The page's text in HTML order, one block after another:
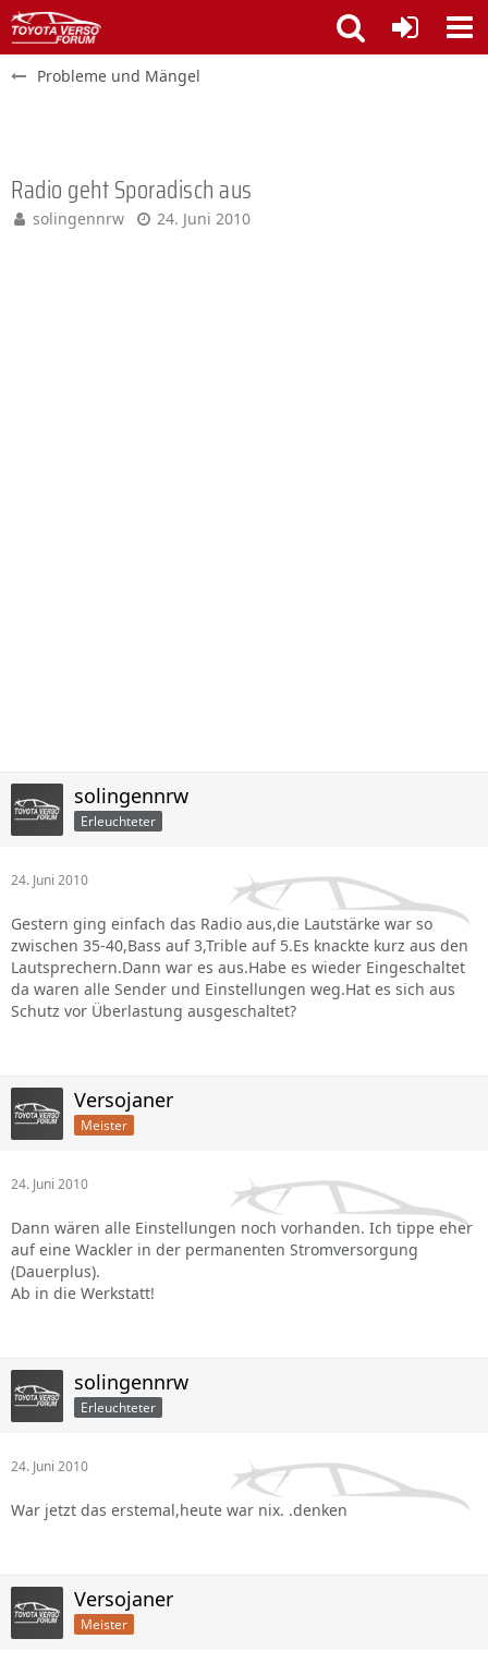
Probleme und Mängel
Radio geht Sporadisch aus
solingennrw 24. Juni 2010
solingennrw
Erleuchteter
24. Juni 2010
Gestern ging einfach das Radio aus,die Lautstärke war so
zwischen 35-40,Bass auf 3,Trible auf 5.Es knackte kurz aus den
Lautsprechern.Dann war es aus.Habe es wieder Eingeschaltet
da waren alle Sender und Einstellungen weg.Hat es sich aus
Schutz vor Überlastung ausgeschaltet?
Versojaner
Meister
24. Juni 2010
Dann wären alle Einstellungen noch vorhanden. Ich tippe eher
auf eine Wackler in der permanenten Stromversorgung
(Dauerplus).
Ab in die Werkstatt!
solingennrw
Erleuchteter
24. Juni 2010
War jetzt das erstemal,heute war nix. .denken
Versojaner
Meister